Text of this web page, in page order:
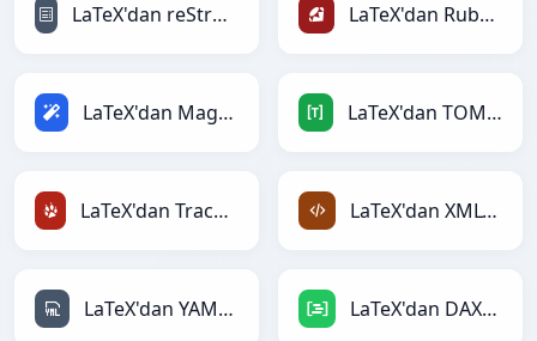
LaTeX'dan reStructuredText'ye LaTeX'dan Ruby'ye
LaTeX'dan Magic'ye LaTeX'dan TOML'ye
LaTeX'dan TracWiki'ye LaTeX'dan XML'ye
LaTeX'dan YAML'ye LaTeX'dan DAX'ye